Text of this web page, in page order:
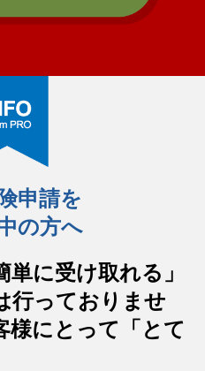
申請を
の方へ
に受け取れる」
行っておりませ
様にとって「とて